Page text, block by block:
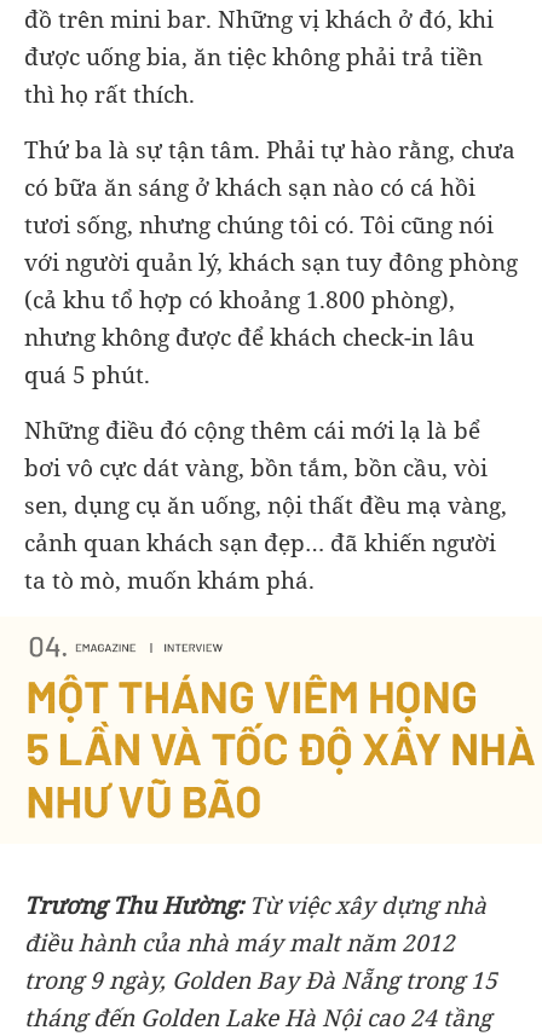
đồ trên mini bar. Những vị khách ở đó, khi
được uống bia, ăn tiệc không phải trả tiền
thì họ rất thích.
Thứ ba là sự tận tâm. Phải tự hào rằng, chưa
có bữa ăn sáng ở khách sạn nào có cá hồi
tươi sống, nhưng chúng tôi có. Tôi cũng nói
với người quản lý, khách sạn tuy đông phòng
(cả khu tổ hợp có khoảng 1.800 phòng),
nhưng không được để khách check-in lâu
quá 5 phút.
Những điều đó cộng thêm cái mới lạ là bể
bơi vô cực dát vàng, bồn tắm, bồn cầu, vòi
sen, dụng cụ ăn uống, nội thất đều mạ vàng,
cảnh quan khách sạn đẹp… đã khiến người
ta tò mò, muốn khám phá.
Trương Thu Hường: Từ việc xây dựng nhà
điều hành của nhà máy malt năm 2012
trong 9 ngày, Golden Bay Đà Nẵng trong 15
tháng đến Golden Lake Hà Nội cao 24 tầng